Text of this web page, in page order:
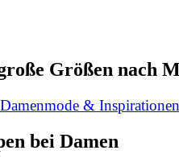
Größen nach
& Inspirationen
bei Damen